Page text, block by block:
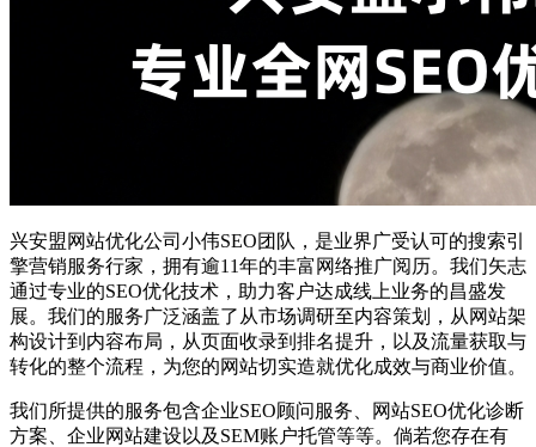
兴安盟网站优化公司小伟SEO团队，是业界广受认可的搜索引
擎营销服务行家，拥有逾11年的丰富网络推广阅历。我们矢志
通过专业的SEO优化技术，助力客户达成线上业务的昌盛发
展。我们的服务广泛涵盖了从市场调研至内容策划，从网站架
构设计到内容布局，从页面收录到排名提升，以及流量获取与
转化的整个流程，为您的网站切实造就优化成效与商业价值。
我们所提供的服务包含企业SEO顾问服务、网站SEO优化诊断
方案、企业网站建设以及SEM账户托管等等。倘若您存在有